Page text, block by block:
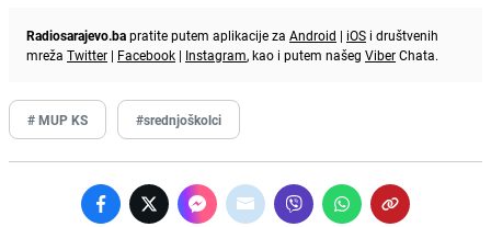
Radiosarajevo.bapratite putem aplikacije za Android | iOS i društvenih
mreža Twitter | Facebook | Instagram, kao i putem našeg ViberChata.
# MUP KS #srednjoškolci